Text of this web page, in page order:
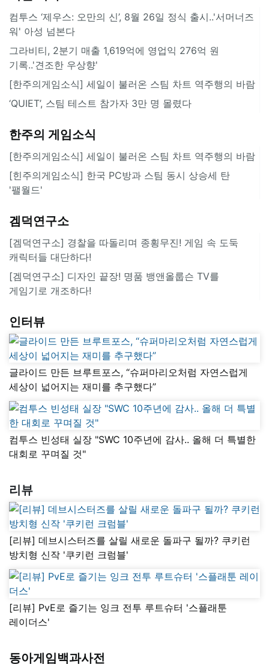
컴투스 ‘제우스: 오만의 신’, 8월 26일 정식 출시..'서머너즈
워' 아성 넘본다
그라비티, 2분기 매출 1,619억에 영업익 276억 원
기록..'견조한 우상향'
[한주의게임소식] 세일이 불러온 스팀 차트 역주행의 바람
‘QUIET’, 스팀 테스트 참가자 3만 명 몰렸다
한주의 게임소식
[한주의게임소식] 세일이 불러온 스팀 차트 역주행의 바람
[힌주의게임소식] 한국 PC방과 스팀 동시 상승세 탄
'팰월드'
겜덕연구소
[겜덕연구소] 경찰을 따돌리며 종횡무진! 게임 속 도둑
캐릭터들 대단하다!
[겜덕연구소] 디자인 끝장! 명품 뱅앤올룹슨 TV를
게임기로 개조하다!
인터뷰
글라이드 만든 브루트포스, “슈퍼마리오처럼 자연스럽게
세상이 넓어지는 재미를 추구했다”
컴투스 빈성태 실장 "SWC 10주년에 감사.. 올해 더 특별한
대회로 꾸며질 것"
리뷰
[리뷰] 데브시스터즈를 살릴 새로운 돌파구 될까? 쿠키런
방치형 신작 '쿠키런 크럼블'
[리뷰] PvE로 즐기는 잉크 전투 루트슈터 '스플래툰
레이더스'
동아게임백과사전